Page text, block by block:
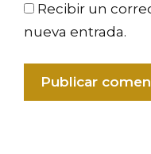
Recibir un
nueva entrada.